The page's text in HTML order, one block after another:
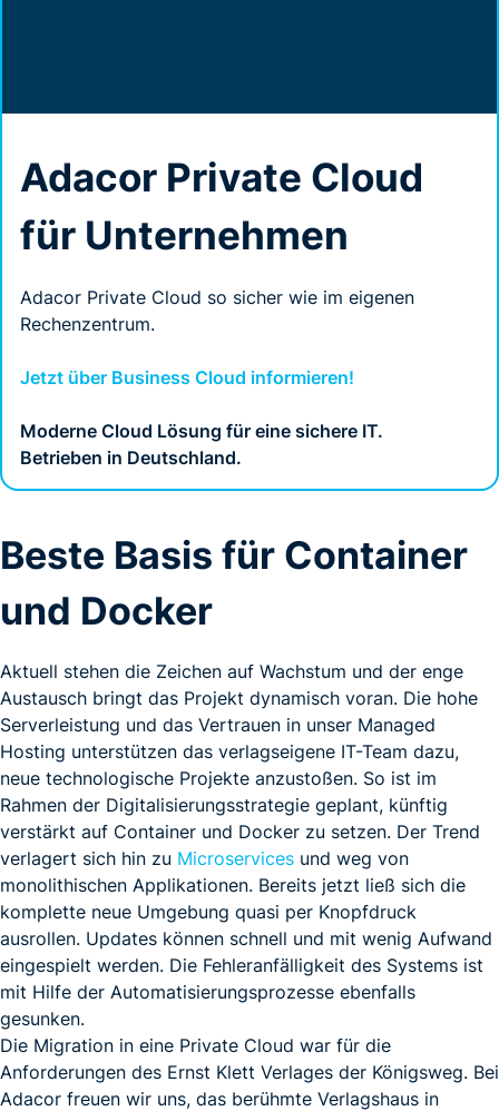
Adacor Private Cloud
für Unternehmen
Adacor Private Cloud so sicher wie im eigenen
Rechenzentrum.
Jetzt über Business Cloud informieren!
Moderne Cloud Lösung für eine sichere IT.
Betrieben in Deutschland.
Beste Basis für Container
und Docker
Aktuell stehen die Zeichen auf Wachstum und der enge
Austausch bringt das Projekt dynamisch voran. Die hohe
Serverleistung und das Vertrauen in unser Managed
Hosting unterstützen das verlagseigene IT-Team dazu,
neue technologische Projekte anzustoßen. So ist im
Rahmen der Digitalisierungsstrategie geplant, künftig
verstärkt auf Container und Docker zu setzen. Der Trend
verlagert sich hin zu Microservices und weg von
monolithischen Applikationen. Bereits jetzt ließ sich die
komplette neue Umgebung quasi per Knopfdruck
ausrollen. Updates können schnell und mit wenig Aufwand
eingespielt werden. Die Fehleranfälligkeit des Systems ist
mit Hilfe der Automatisierungsprozesse ebenfalls
gesunken.
Die Migration in eine Private Cloud war für die
Anforderungen des Ernst Klett Verlages der Königsweg. Bei
Adacor freuen wir uns, das berühmte Verlagshaus in